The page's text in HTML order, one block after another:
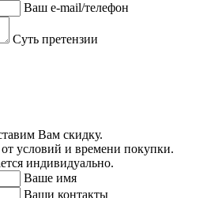
Ваш e-mail/телефон
Суть претензии
Вам скидку.
условий и времени покупки.
индивидуально.
Ваше имя
Ваши контакты